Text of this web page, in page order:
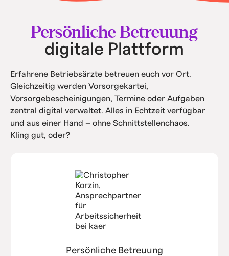
und Service.
Persönliche Betreuung
digitale Plattform
Erfahrene Betriebsärzte betreuen euch vor Ort.
Gleichzeitig werden Vorsorgekartei,
Vorsorgebescheinigungen, Termine oder Aufgaben
zentral digital verwaltet. Alles in Echtzeit verfügbar
und aus einer Hand – ohne Schnittstellenchaos.
Kling gut, oder?
Persönliche Betreuung